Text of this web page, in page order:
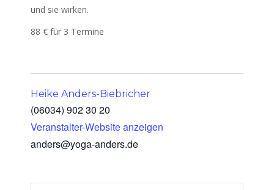
und sie wirken.
88 € für 3 Termine
Heike Anders-Biebricher
(06034) 902 30 20
Veranstalter-Website anzeigen
anders@yoga-anders.de